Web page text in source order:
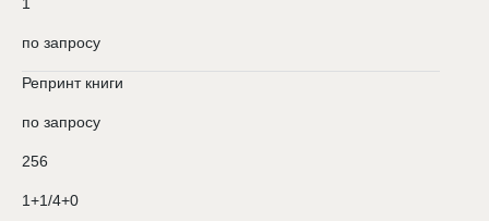
по запросу
Репринт книги
по запросу
256
1+1/4+0